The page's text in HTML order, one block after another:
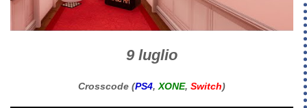
9 luglio
Crosscode (PS4,XONE, Switch)